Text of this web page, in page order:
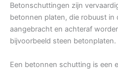
Betonschuttingen zijn
betonnen platen, die robuust in
aangebracht en achteraf
bijvoorbeeld steen betonplaten.
Een betonnen schutting is een